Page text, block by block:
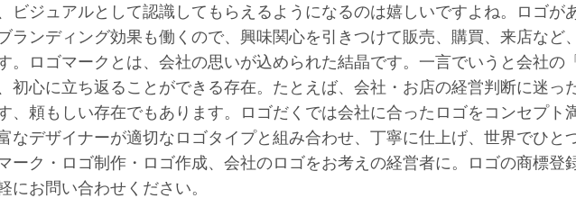
ビジュアルとして認識してもらえるようになるのは嬉しいですよね。ロゴが
ランディング効果も働くので、興味関心を引きつけて販売、購買、来店など
。ロゴマークとは、会社の思いが込められた結晶です。一言でいうと会社の
初心に立ち返ることができる存在。たとえば、会社・お店の経営判断に迷っ
、頼もしい存在でもあります。ロゴだくでは会社に合ったロゴをコンセプト
なデザイナーが適切なロゴタイプと組み合わせ、丁寧に仕上げ、世界でひと
ーク・ロゴ制作・ロゴ作成、会社のロゴをお考えの経営者に。ロゴの商標登
にお問い合わせください。